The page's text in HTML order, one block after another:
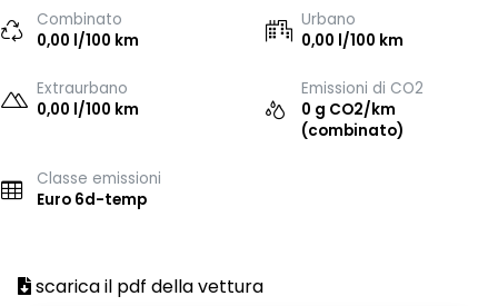
Combinato
0,00 l/100 km
Urbano
0,00 l/100 km
Extraurbano
0,00 l/100 km
Emissioni di CO2
0 g CO2/km
(combinato)
Classe emissioni
Euro 6d-temp
scarica il pdf della vettura